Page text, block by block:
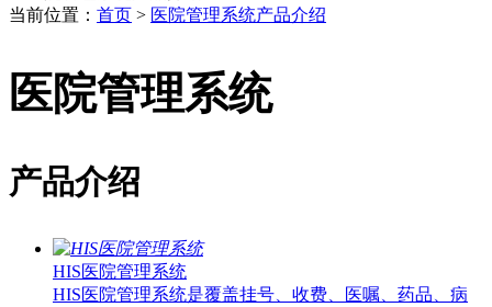
当前位置： 首页 > 医院管理系统产品介绍
医院管理系统
产品介绍
HIS医院管理系统
HIS医院管理系统是覆盖挂号、收费、医嘱、药品、病